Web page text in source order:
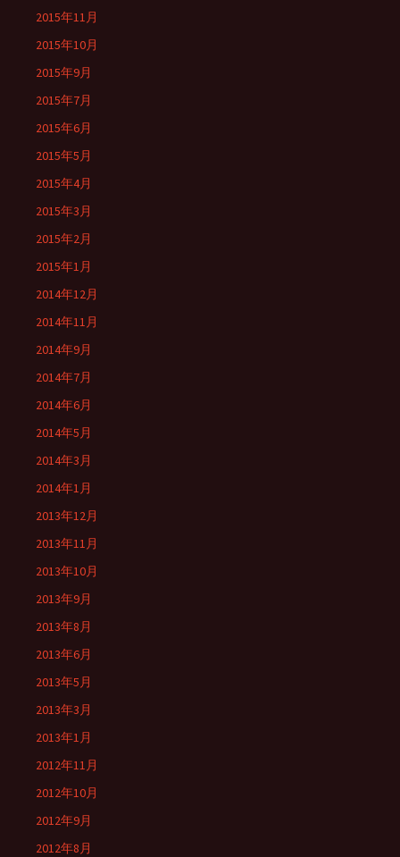
2015年11月
2015年10月
2015年9月
2015年7月
2015年6月
2015年5月
2015年4月
2015年3月
2015年2月
2015年1月
2014年12月
2014年11月
2014年9月
2014年7月
2014年6月
2014年5月
2014年3月
2014年1月
2013年12月
2013年11月
2013年10月
2013年9月
2013年8月
2013年6月
2013年5月
2013年3月
2013年1月
2012年11月
2012年10月
2012年9月
2012年8月